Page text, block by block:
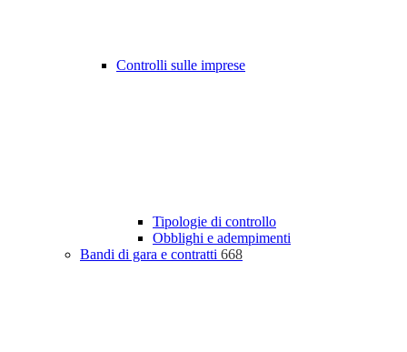
Controlli sulle imprese
Tipologie di controllo
Obblighi e adempimenti
Bandi di gara e contratti 668